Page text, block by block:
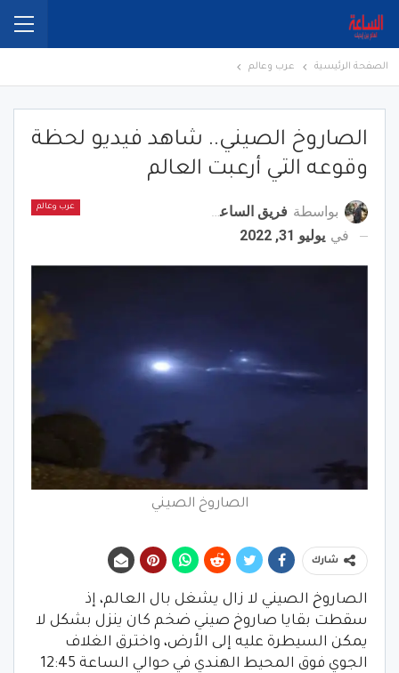
الصفحة الرئيسية عرب وعالم
الصاروخ الصيني.. شاهد فيديو لحظة
وقوعه التي أرعبت العالم
عرب وعالم بواسطة فريق الساعة برس
في يوليو 31, 2022
الصاروخ الصيني
شارك
الصاروخ الصيني لا زال يشغل بال العالم، إذ
سقطت بقايا صاروخ صيني ضخم كان ينزل بشكل لا
يمكن السيطرة عليه إلى الأرض، واخترق الغلاف
الجوي فوق المحيط الهندي في حوالي الساعة 12:45